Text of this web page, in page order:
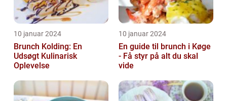
10 januar 2024
Brunch Kolding: En
Udsøgt Kulinarisk
Oplevelse
10 januar 2024
En guide til brunch i Køge
- Få styr på alt du skal
vide